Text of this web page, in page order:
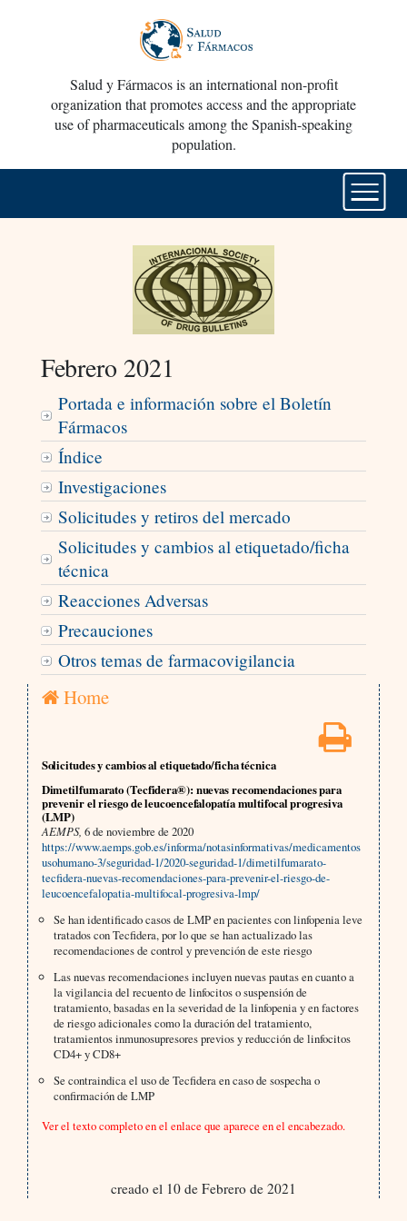
Salud y Fármacos is an international non-profit
organization that promotes access and the appropriate
use of pharmaceuticals among the Spanish-speaking
population.
Febrero 2021
Portada e información sobre el Boletín
Fármacos
Índice
Investigaciones
Solicitudes y retiros del mercado
Solicitudes y cambios al etiquetado/ficha
técnica
Reacciones Adversas
Precauciones
Otros temas de farmacovigilancia
Home
Solicitudes y cambios al etiquetado/ficha técnica
Dimetilfumarato (Tecfidera®): nuevas recomendaciones para
prevenir el riesgo de leucoencefalopatía multifocal progresiva
(LMP)
AEMPS, 6 de noviembre de 2020
https://www.aemps.gob.es/informa/notasinformativas/medicamentos
usohumano-3/seguridad-1/2020-seguridad-1/dimetilfumarato-
tecfidera-nuevas-recomendaciones-para-prevenir-el-riesgo-de-
leucoencefalopatia-multifocal-progresiva-lmp/
Se han identificado casos de LMP en pacientes con linfopenia leve
tratados con Tecfidera, por lo que se han actualizado las
recomendaciones de control y prevención de este riesgo
Las nuevas recomendaciones incluyen nuevas pautas en cuanto a
la vigilancia del recuento de linfocitos o suspensión de
tratamiento, basadas en la severidad de la linfopenia y en factores
de riesgo adicionales como la duración del tratamiento,
tratamientos inmunosupresores previos y reducción de linfocitos
CD4+ y CD8+
Se contraindica el uso de Tecfidera en caso de sospecha o
confirmación de LMP
Ver el texto completo en el enlace que aparece en el encabezado.
creado el 10 de Febrero de 2021